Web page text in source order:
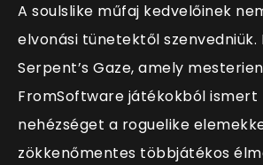
A soulslike műfaj kedvelőinek
elvonási tünetektől
Serpent’s Gaze, amely
FromSoftware játékokból
nehézséget a roguelike
zökkenőmentes többjátékos